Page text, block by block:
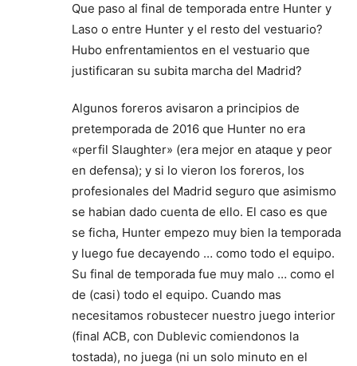
Que paso al final de temporada entre Hunter y
Laso o entre Hunter y el resto del vestuario?
Hubo enfrentamientos en el vestuario que
justificaran su subita marcha del Madrid?
Algunos foreros avisaron a principios de
pretemporada de 2016 que Hunter no era
«perfil Slaughter» (era mejor en ataque y peor
en defensa); y si lo vieron los foreros, los
profesionales del Madrid seguro que asimismo
se habian dado cuenta de ello. El caso es que
se ficha, Hunter empezo muy bien la temporada
y luego fue decayendo … como todo el equipo.
Su final de temporada fue muy malo … como el
de (casi) todo el equipo. Cuando mas
necesitamos robustecer nuestro juego interior
(final ACB, con Dublevic comiendonos la
tostada), no juega (ni un solo minuto en el